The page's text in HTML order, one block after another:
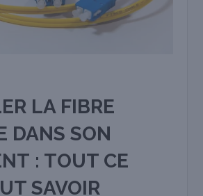
LA FIBRE
DANS SON
: TOUT CE
SAVOIR